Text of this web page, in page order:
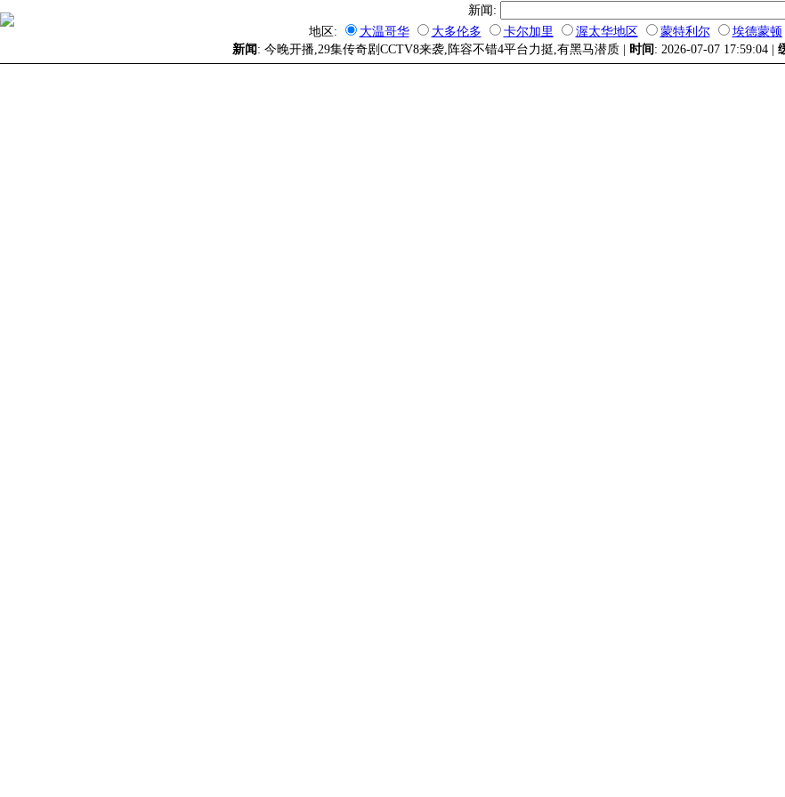
新闻:
地区:
大温哥华 大多伦多 卡尔加里 渥太华地区 蒙特利尔 埃德蒙顿
新闻 : 今晚开播,29集传奇剧CCTV8来袭,阵容不错4平台力挺,有黑马潜质 | 时间 : 2026-07-07 17:59:04 |